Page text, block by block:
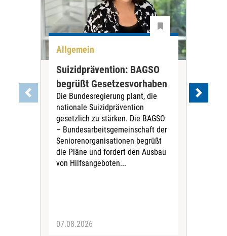
Allgemein
Suizidprävention: BAGSO
begrüßt Gesetzesvorhaben
Die Bundesregierung plant, die
nationale Suizidprävention
gesetzlich zu stärken. Die BAGSO
– Bundesarbeitsgemeinschaft der
Seniorenorganisationen begrüßt
die Pläne und fordert den Ausbau
von Hilfsangeboten...
07.08.2026